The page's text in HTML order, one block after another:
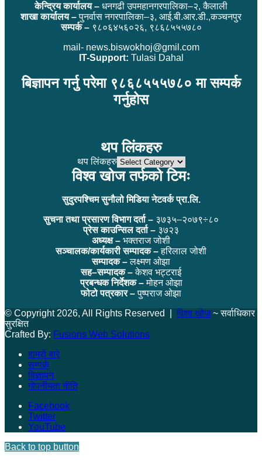
केन्द्रिय कार्यालय – धनगढी उपमहानगरपालिका–२, कैलाली
शाखा कार्यालय –पुनर्वास नगरपालिका–३, आई.बी.आर.डी.,कञ्चनपुर
सम्पर्क –९८०६४५६०२६, ९८६८५५५७८०
mail- news.biswokhoj@gmil.com
IT-Support: Tulasi Dahal
बिज्ञापन गर्नु परेमा ९८६८५५५७८० मा सम्पर्क
गर्नुहोस
थप लिंकहरु
थप लिंकहरु
विश्व खोज तर्फको टिमः
सुदुरपश्चिम सुनौलो मिडिया नेटवर्क प्रा.लि.
सुचना तथा प्रसारण विभाग दर्ता – ३७३५–२०७९÷८०
प्रेस काउन्सिल दर्ता – ३७२३
अध्यक्ष – भक्तराज जोशी
सञ्चालक/कार्यकारी सम्पादक –हरिलाल जोशी
सम्पादक –लक्ष्मण ओझा
सह–सम्पादक –केशव भट्टराई
प्रबन्धक निर्देशक –मोहन ओझा
फोटो पत्रकार –पुष्पराज ओझा
© Copyright 2026, All Rights Reserved | विश्व खोज~ सर्वाधिकार
सुरक्षित
Crafted By: Fusions Web Solutions
हाम्रो बारे
सम्पर्क
विज्ञापन
गोपनीयता नीति
Facebook
Twitter
YouTube
Back to top button